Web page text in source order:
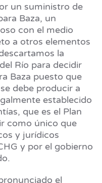
un suministro de
Baza, un
con el medio
a otros elementos
la
Río para decidir
Baza puesto que
debe producir a
establecido
que es el Plan
como único que
y jurídicos
y por el gobierno
el